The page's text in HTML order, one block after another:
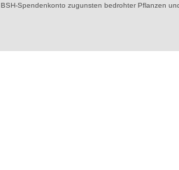
BSH-Spendenkonto zugunsten bedrohter Pflanzen